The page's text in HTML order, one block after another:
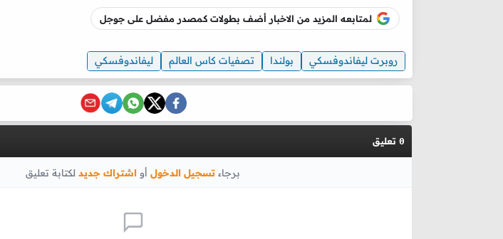
لمتابعه المزيد من الاخبار أضف بطولات كمصدر مفضل على جوجل
روبرت ليفاندوفسكي بولندا تصفيات كاس العالم ليفاندوفسكي
0 تعليق
برجاء تسجيل الدخول أو اشتراك جديد لكتابة تعليق